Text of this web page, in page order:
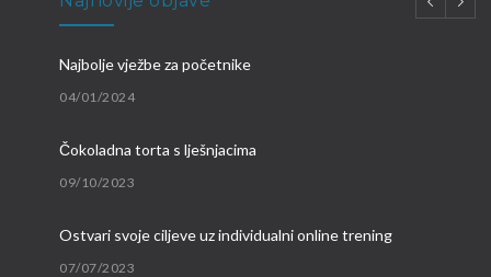
Najbolje vježbe za početnike
04/01/2024
Čokoladna torta s lješnjacima
09/10/2023
Ostvari svoje ciljeve uz individualni online trening
07/07/2023